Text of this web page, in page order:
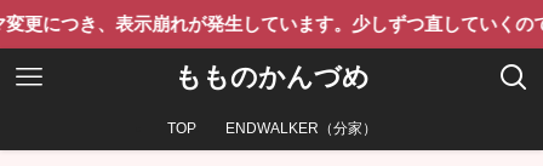
、表示崩れが発生しています。少しずつ直していくのでご了承
もものかんづめ
TOP ENDWALKER（分家）